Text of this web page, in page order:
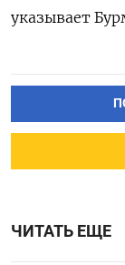
указывает
ЧИТАТЬ ЕЩЕ